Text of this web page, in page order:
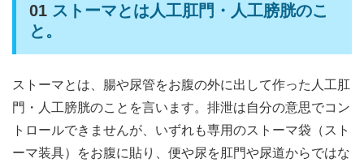
01 ストーマとは人工肛門・人工膀胱のこ
と。
ストーマとは、腸や尿管をお腹の外に出して作った人工肛
門・人工膀胱のことを言います。排泄は自分の意思でコン
トロールできませんが、いずれも専用のストーマ袋（スト
ーマ装具）をお腹に貼り、便や尿を肛門や尿道からではな